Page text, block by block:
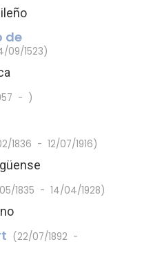
de
09/1523)
- )
1836 - 12/07/1916)
1835 - 14/04/1928)
(22/07/1892 -